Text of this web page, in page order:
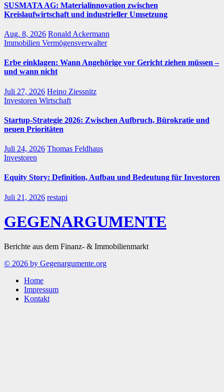
SUSMATA AG: Materialinnovation zwischen
Kreislaufwirtschaft und industrieller Umsetzung
Aug. 8, 2026 Ronald Ackermann
Immobilien Vermögensverwalter
Erbe einklagen: Wann Angehörige vor Gericht ziehen müssen –
und wann nicht
Juli 27, 2026 Heino Ziessnitz
Investoren Wirtschaft
Startup-Strategie 2026: Zwischen Aufbruch, Bürokratie und
neuen Prioritäten
Juli 24, 2026 Thomas Feldhaus
Investoren
Equity Story: Definition, Aufbau und Bedeutung für Investoren
Juli 21, 2026 restapi
GEGENARGUMENTE
Berichte aus dem Finanz- & Immobilienmarkt
© 2026 by Gegenargumente.org
Home
Impressum
Kontakt